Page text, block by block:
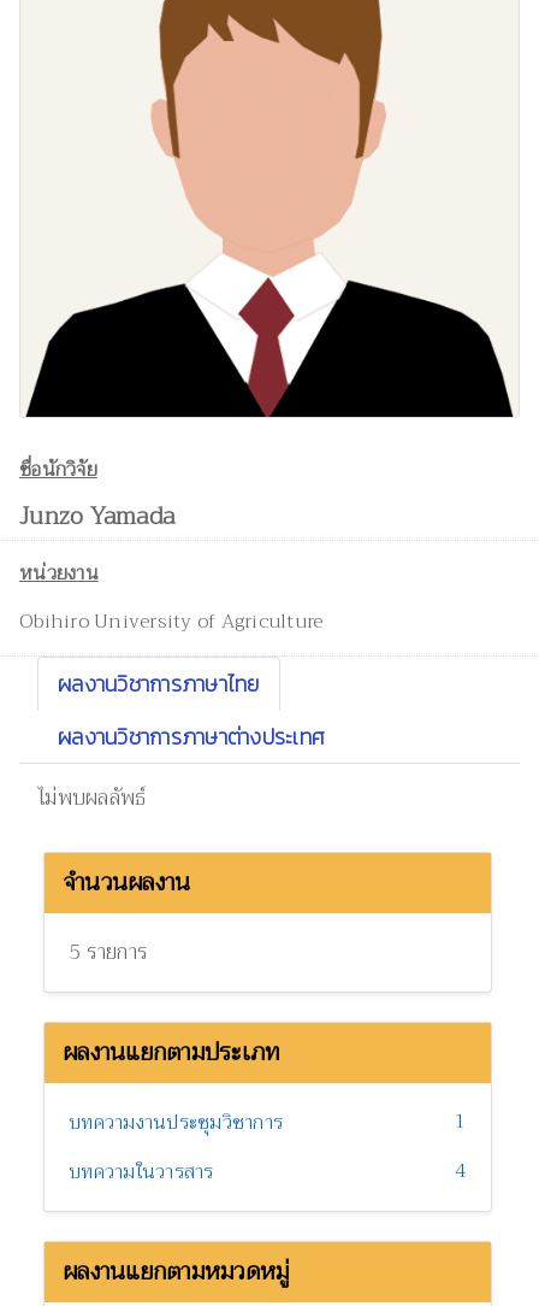
ชื่อนักวิจัย
Junzo Yamada
หน่วยงาน
Obihiro University of Agriculture
ผลงานวิชาการภาษาไทย
ผลงานวิชาการภาษาต่างประเทศ
ไม่พบผลลัพธ์
จำนวนผลงาน
5 รายการ
ผลงานแยกตามประเภท
บทความงานประชุมวิชาการ
1
บทความในวารสาร
4
ผลงานแยกตามหมวดหมู่